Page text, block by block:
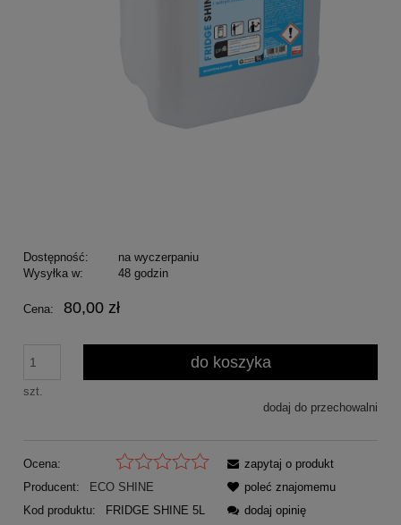
Dostępność:
na wyczerpaniu
Wysyłka w:
48 godzin
Cena: 80,00 zł
szt.
do koszyka
dodaj do przechowalni
Ocena:
Producent:
ECO SHINE
Kod produktu:
FRIDGE SHINE 5L
zapytaj o produkt
poleć znajomemu
dodaj opinię